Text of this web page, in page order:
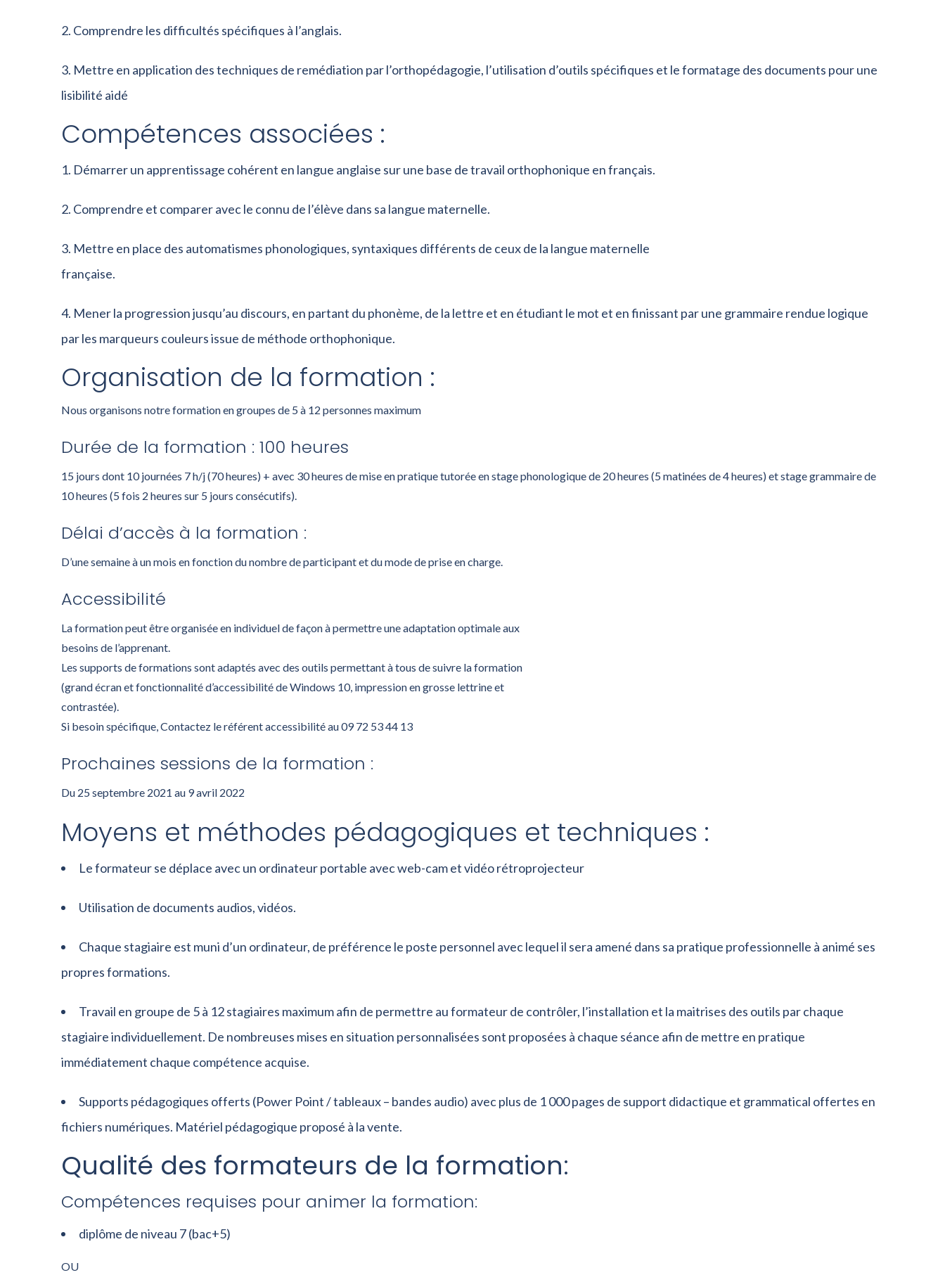
Comprendre les difficultés spécifiques à l’anglais.
Mettre en application des techniques de remédiation par l’orthopédagogie, l’utilisation d’outils spécifiques et le formatage des documents pour une
lisibilité aidé
Compétences associées :
Démarrer un apprentissage cohérent en langue anglaise sur une base de travail orthophonique en français.
Comprendre et comparer avec le connu de l’élève dans sa langue maternelle.
Mettre en place des automatismes phonologiques, syntaxiques différents de ceux de la langue maternelle
française.
Mener la progression jusqu’au discours, en partant du phonème, de la lettre et en étudiant le mot et en finissant par une grammaire rendue logique
par les marqueurs couleurs issue de méthode orthophonique.
Organisation de la formation :
Nous organisons notre formation en groupes de 5 à 12 personnes maximum
Durée de la formation : 100 heures
15 jours dont 10 journées 7 h/j (70 heures) + avec 30 heures de mise en pratique tutorée en stage phonologique de 20 heures (5 matinées de 4 heures) et stage grammaire de
10 heures (5 fois 2 heures sur 5 jours consécutifs).
Délai d’accès à la formation :
D’une semaine à un mois en fonction du nombre de participant et du mode de prise en charge.
Accessibilité
La formation peut être organisée en individuel de façon à permettre une adaptation optimale aux
besoins de l’apprenant.
Les supports de formations sont adaptés avec des outils permettant à tous de suivre la formation
(grand écran et fonctionnalité d’accessibilité de Windows 10, impression en grosse lettrine et
contrastée).
Si besoin spécifique, Contactez le référent accessibilité au 09 72 53 44 13
Prochaines sessions de la formation :
Du 25 septembre 2021 au 9 avril 2022
Moyens et méthodes pédagogiques et techniques :
Le formateur se déplace avec un ordinateur portable avec web-cam et vidéo rétroprojecteur
Utilisation de documents audios, vidéos.
Chaque stagiaire est muni d’un ordinateur, de préférence le poste personnel avec lequel il sera amené dans sa pratique professionnelle à animé ses
propres formations.
Travail en groupe de 5 à 12 stagiaires maximum afin de permettre au formateur de contrôler, l’installation et la maitrises des outils par chaque
stagiaire individuellement. De nombreuses mises en situation personnalisées sont proposées à chaque séance afin de mettre en pratique
immédiatement chaque compétence acquise.
Supports pédagogiques offerts (Power Point / tableaux – bandes audio) avec plus de 1 000 pages de support didactique et grammatical offertes en
fichiers numériques. Matériel pédagogique proposé à la vente.
Qualité des formateurs de la formation:
Compétences requises pour animer la formation:
diplôme de niveau 7 (bac+5)
OU